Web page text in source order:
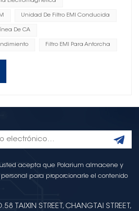
Unidad De Filtro EMI Conducida
De CA
Filtro EMI Para Antorcha
acepta que Polarium almacene y
para proporcionarle el contenido
TAIXIN STREET, CHANGTAI STREET,